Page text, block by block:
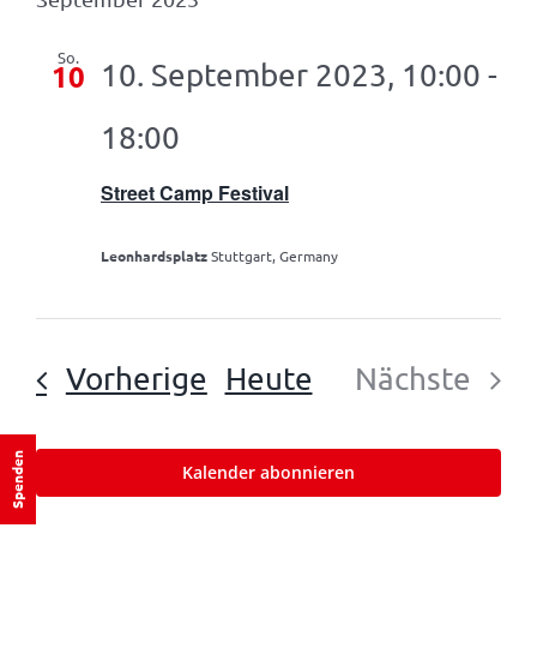
wählen.
So.
10
Street Camp Festival
10. September 2023, 10:00 -
18:00
LeonhardsplatzStuttgart, Germany
VorherigeVeranstaltungen
Heute
Nächste
Kalender abonnieren
Spenden